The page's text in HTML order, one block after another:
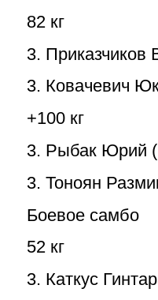
82 кг
3. Приказчиков
3. Ковачевич
+100 кг
3. Рыбак Юрий
3. Тоноян
Боевое самбо
52 кг
3. Каткус